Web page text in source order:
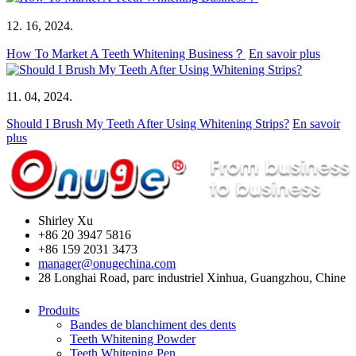
12. 16, 2024.
How To Market A Teeth Whitening Business？ En savoir plus
11. 04, 2024.
Should I Brush My Teeth After Using Whitening Strips? En savoir
plus
Shirley Xu
+86 20 3947 5816
+86 159 2031 3473
manager@onugechina.com
28 Longhai Road, parc industriel Xinhua, Guangzhou, Chine
Produits
Bandes de blanchiment des dents
Teeth Whitening Powder